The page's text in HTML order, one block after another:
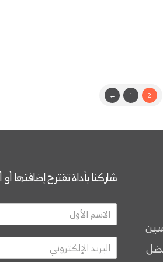
← 1 2
شاركنا بأداة تقترح إضافتها